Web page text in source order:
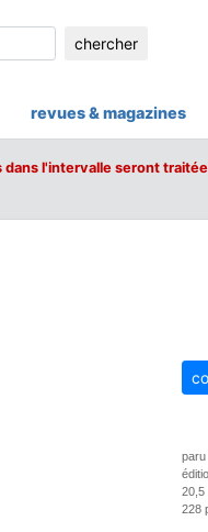
chercher
revues & magazines
l'intervalle seront
paru
20,5
228